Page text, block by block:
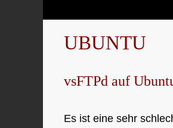
UBUNTU
vsFTPd auf
Es ist eine sehr